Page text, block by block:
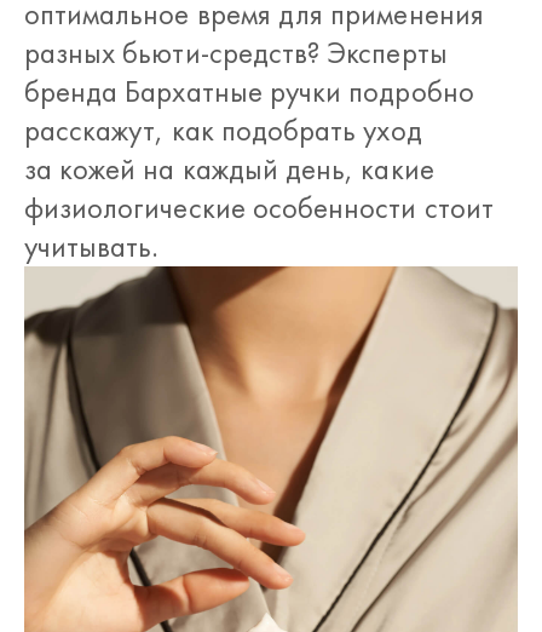
оптимальное время для применения
разных бьюти-средств? Эксперты
бренда Бархатные ручки подробно
расскажут, как подобрать уход
за кожей на каждый день, какие
физиологические особенности стоит
учитывать.